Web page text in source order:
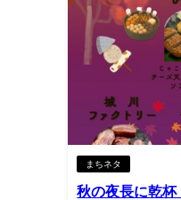
まちネタ
秋の夜長に乾